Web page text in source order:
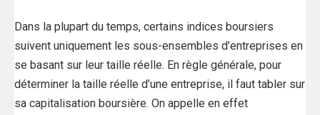
Dans la plupart du temps, certains indices boursiers
suivent uniquement les sous-ensembles d’entreprises en
se basant sur leur taille réelle. En règle générale, pour
déterminer la taille réelle d’une entreprise, il faut tabler sur
sa capitalisation boursière. On appelle en effet